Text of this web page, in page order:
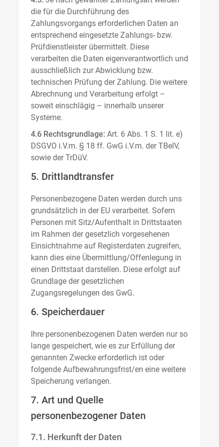
die für die Durchführung des
Zahlungsvorgangs erforderlichen Daten an
entsprechend eingesetzte Zahlungs- bzw.
Prüfdienstleister übermittelt. Diese
verarbeiten die Daten eigenverantwortlich und
ausschließlich zur Abwicklung bzw.
technischen Prüfung der Zahlung. Die weitere
Abrechnung und Verarbeitung erfolgt –
soweit einschlägig – innerhalb unserer
Systeme.
4.6 Rechtsgrundlage: Art. 6 Abs. 1 S. 1 lit. e)
DSGVO i.V.m. § 18 ff. GwG i.V.m. der TBelV,
sowie der TrDüV.
5. Drittlandtransfer
Personenbezogene Daten werden durch uns
grundsätzlich in der EU verarbeitet. Sofern
Personen mit Sitz/Aufenthalt in Drittstaaten
im Rahmen der gesetzlich vorgesehenen
Einsichtnahme auf Registerdaten zugreifen,
kann dies eine Übermittlung/Offenlegung in
einen Drittstaat darstellen. Diese erfolgt auf
Grundlage der gesetzlichen
Zugangsregelungen des GwG.
6. Speicherdauer
Ihre personenbezogenen Daten werden nur so
lange gespeichert, wie es zur Erfüllung der
genannten Zwecke erforderlich ist oder
folgende Aufbewahrungsfrist/en eine weitere
Speicherung verlangen.
7. Art und Quelle
personenbezogener Daten
7.1. Herkunft der Daten